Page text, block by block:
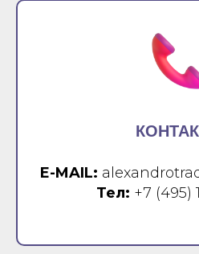
E-MAIL:
Тел: +7 (495)